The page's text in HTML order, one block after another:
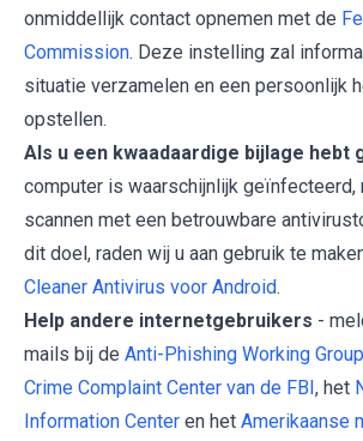
onmiddellijk contact opnemen met de
Commission. Deze instelling zal
situatie verzamelen en een persoonlijk
opstellen.
Als u een kwaadaardige bijlage hebt
computer is waarschijnlijk geïnfecteerd,
scannen met een betrouwbare
dit doel, raden wij u aan gebruik te
Cleaner Antivirus voor Android.
Help andere internetgebruikers -
mails bij de Anti-Phishing Working Group
Crime Complaint Center van de FBI, het
Information Center en het Amerikaanse